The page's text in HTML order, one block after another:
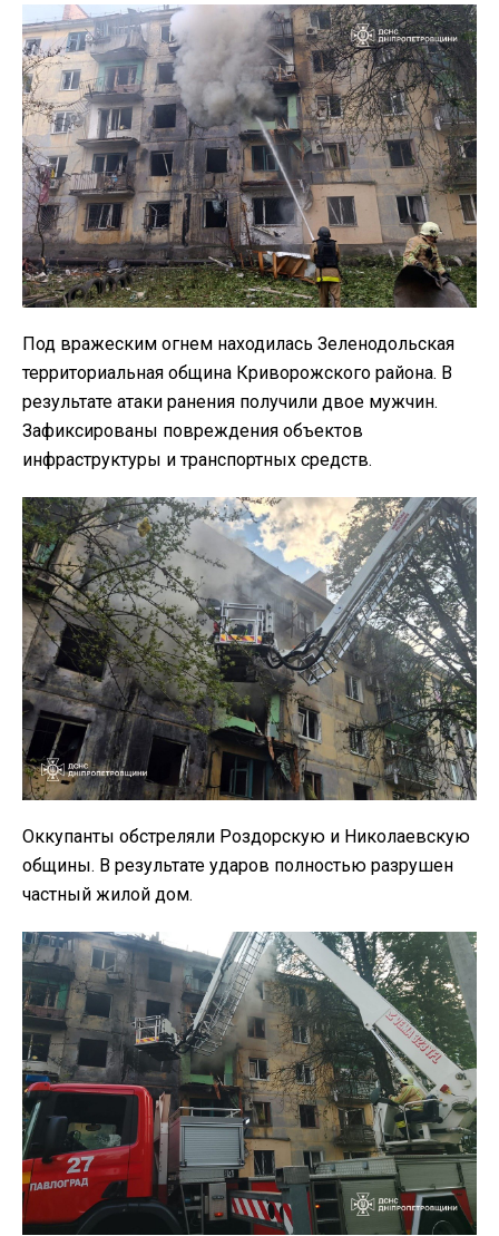
Под вражеским огнем находилась Зеленодольская
территориальная община Криворожского района. В
результате атаки ранения получили двое мужчин.
Зафиксированы повреждения объектов
инфраструктуры и транспортных средств.
Оккупанты обстреляли Роздорскую и Николаевскую
общины. В результате ударов полностью разрушен
частный жилой дом.